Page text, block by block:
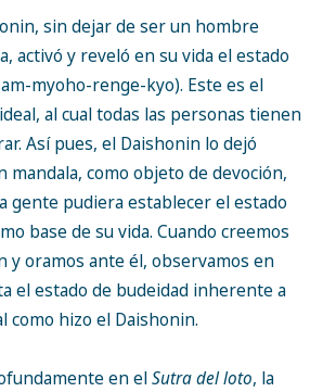
sin dejar de ser un hombre
activó y reveló en su vida el estado
myoho-renge-kyo). Este es el
al cual todas las personas tienen
Así pues, el Daishonin lo dejó
mandala, como objeto de devoción,
gente pudiera establecer el estado
base de su vida. Cuando creemos
y oramos ante él, observamos en
el estado de budeidad inherente a
como hizo el Daishonin.
en elSutra del loto, la